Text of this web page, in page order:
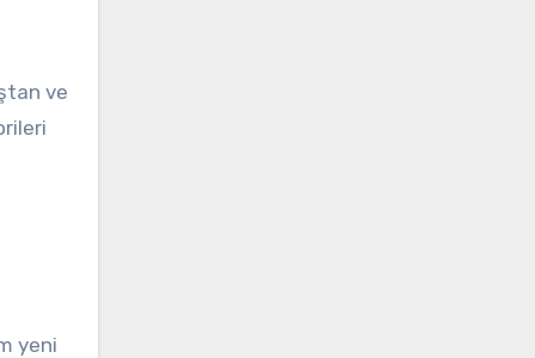
ve
yeni